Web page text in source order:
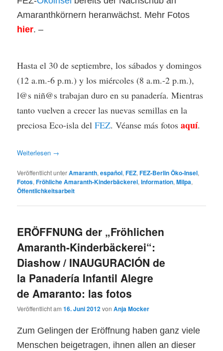
Amaranthkörnern heranwächst. Mehr Fotos
hier. –
Hasta el 30 de septiembre, los sábados y domingos
(12 a.m.-6 p.m.) y los miércoles (8 a.m.-2 p.m.),
l@s niñ@s trabajan duro en su panadería. Mientras
tanto vuelven a crecer las nuevas semillas en la
preciosa Eco-isla delFEZ. Véanse más fotosaquí.
Weiterlesen →
Veröffentlicht unterAmaranth,español,FEZ,FEZ-Berlin Öko-Insel,
Fotos,Fröhliche Amaranth-Kinderbäckerei,Information,Milpa,
Öffentlichkeitsarbeit
ERÖFFNUNG der „Fröhlichen
Amaranth-Kinderbäckerei“:
Diashow / INAUGURACIÓN de
la Panadería Infantil Alegre
de Amaranto: las fotos
Veröffentlicht am16. Juni 2012vonAnja Mocker
Zum Gelingen der Eröffnung haben ganz viele
Menschen beigetragen, ihnen allen an dieser